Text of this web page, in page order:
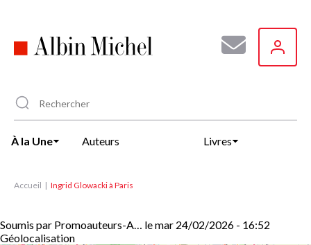
principal
À la Une Auteurs Livres
Accueil Ingrid Glowacki à Paris
Soumis par Promoauteurs-A… lemar 24/02/2026 - 16:52
Géolocalisation